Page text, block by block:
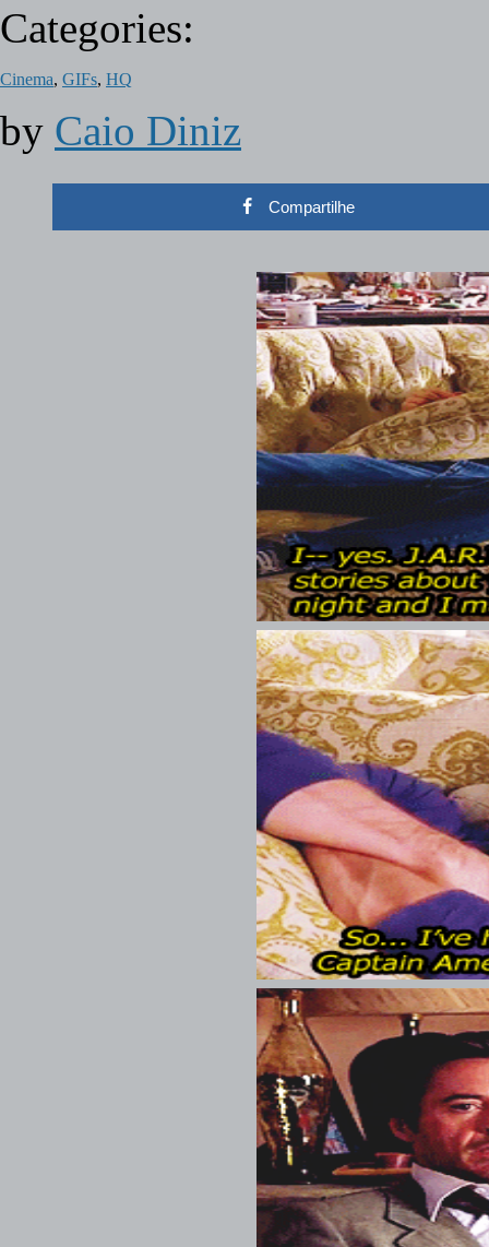
Categories:
Cinema, GIFs, HQ
by Caio Diniz
Compartilhe